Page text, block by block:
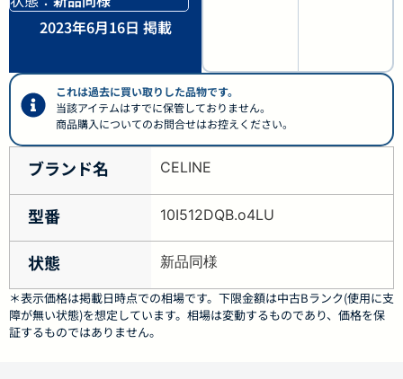
2023年6月16日 掲載
これは過去に買い取りした品物です。
当該アイテムはすでに保管しておりません。
商品購入についてのお問合せはお控えください。
ブランド名 CELINE
型番 10I512DQB.o4LU
状態 新品同様
＊表示価格は掲載日時点での相場です。下限金額は中古Bランク(使用に支
障が無い状態)を想定しています。相場は変動するものであり、価格を保
証するものではありません。